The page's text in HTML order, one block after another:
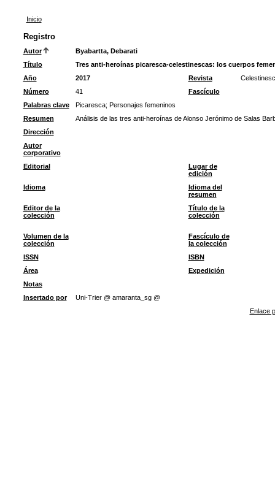
Inicio
Registro
Autor
Byabartta, Debarati
Título
Tres anti-heroínas picaresca-celestinescas: los cuerpos
Año
2017 Revista
Número
41
Fascículo
Palabras clave
Picaresca; Personajes femeninos
Resumen
Análisis de las tres anti-heroínas de Alonso Jerónimo de Salas
Dirección
Autor
corporativo
Editorial
Lugar de
edición
Idioma
Idioma del
resumen
Editor de la
colección
Título de la
colección
Volumen de la
colección
Fascículo de
la colección
ISSN
ISBN
Área
Expedición
Notas
Insertado por
Uni-Trier @ amaranta_sg @
Enlace